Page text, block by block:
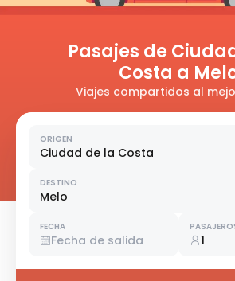
Pasajes de
Costa a
Viajes compartidos al
ORIGEN
Ciudad de la Costa
DESTINO
Melo
FECHA
Fecha de salida 1